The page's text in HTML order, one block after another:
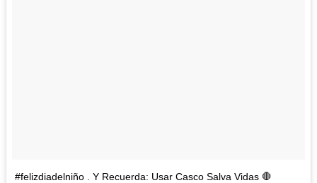
#felizdiadelniño . Y Recuerda: Usar Casco Salva Vidas 🛑